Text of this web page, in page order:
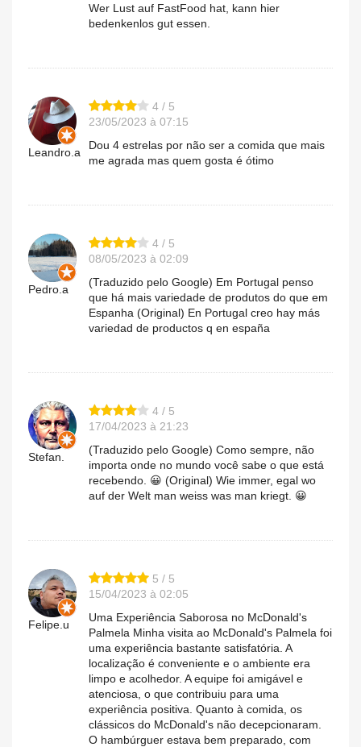
Wer Lust auf FastFood hat, kann hier
bedenkenlos gut essen.
Leandro.a
4 / 5
23/05/2023 à 07:15
Dou 4 estrelas por não ser a comida que mais
me agrada mas quem gosta é ótimo
Pedro.a
4 / 5
08/05/2023 à 02:09
(Traduzido pelo Google) Em Portugal penso
que há mais variedade de produtos do que em
Espanha (Original) En Portugal creo hay más
variedad de productos q en españa
Stefan.
4 / 5
17/04/2023 à 21:23
(Traduzido pelo Google) Como sempre, não
importa onde no mundo você sabe o que está
recebendo. 😀 (Original) Wie immer, egal wo
auf der Welt man weiss was man kriegt. 😀
Felipe.u
5 / 5
15/04/2023 à 02:05
Uma Experiência Saborosa no McDonald's
Palmela Minha visita ao McDonald's Palmela foi
uma experiência bastante satisfatória. A
localização é conveniente e o ambiente era
limpo e acolhedor. A equipe foi amigável e
atenciosa, o que contribuiu para uma
experiência positiva. Quanto à comida, os
clássicos do McDonald's não decepcionaram.
O hambúrguer estava bem preparado, com